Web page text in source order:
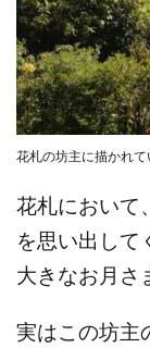
花札の坊主に描かれて
花札において
を思い出して
大きなお月さ
実はこの坊主